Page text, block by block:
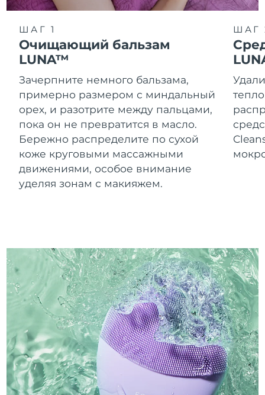
ШАГ 1
Очищающий бальзам
LUNA™
Зачерпните немного бальзама,
примерно размером с миндальный
орех, и разотрите между пальцами,
пока он не превратится в масло.
Бережно распределите по сухой
коже круговыми массажными
движениями, особое внимание
уделяя зонам с макияжем.
ШАГ